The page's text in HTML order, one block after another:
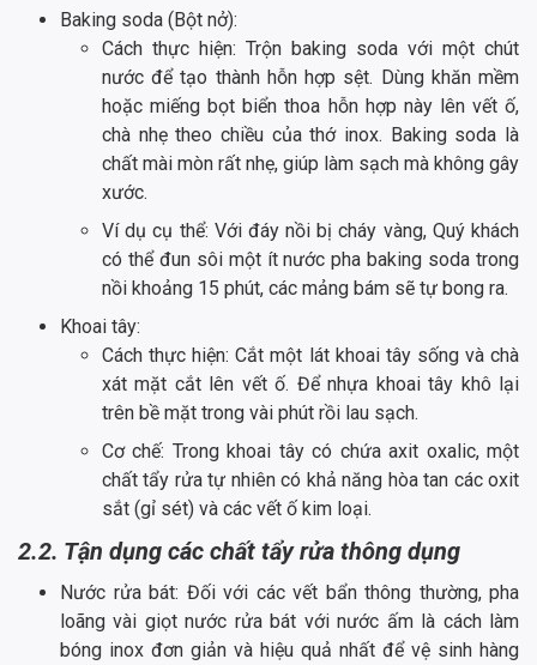
Baking soda (Bột nở):
Cách thực hiện: Trộn baking soda với một chút
nước để tạo thành hỗn hợp sệt. Dùng khăn mềm
hoặc miếng bọt biển thoa hỗn hợp này lên vết ố,
chà nhẹ theo chiều của thớ inox. Baking soda là
chất mài mòn rất nhẹ, giúp làm sạch mà không gây
xước.
Ví dụ cụ thể: Với đáy nồi bị cháy vàng, Quý khách
có thể đun sôi một ít nước pha baking soda trong
nồi khoảng 15 phút, các mảng bám sẽ tự bong ra.
Khoai tây:
Cách thực hiện: Cắt một lát khoai tây sống và chà
xát mặt cắt lên vết ố. Để nhựa khoai tây khô lại
trên bề mặt trong vài phút rồi lau sạch.
Cơ chế: Trong khoai tây có chứa axit oxalic, một
chất tẩy rửa tự nhiên có khả năng hòa tan các oxit
sắt (gỉ sét) và các vết ố kim loại.
2.2. Tận dụng các chất tẩy rửa thông dụng
Nước rửa bát: Đối với các vết bẩn thông thường, pha
loãng vài giọt nước rửa bát với nước ấm là cách làm
bóng inox đơn giản và hiệu quả nhất để vệ sinh hàng